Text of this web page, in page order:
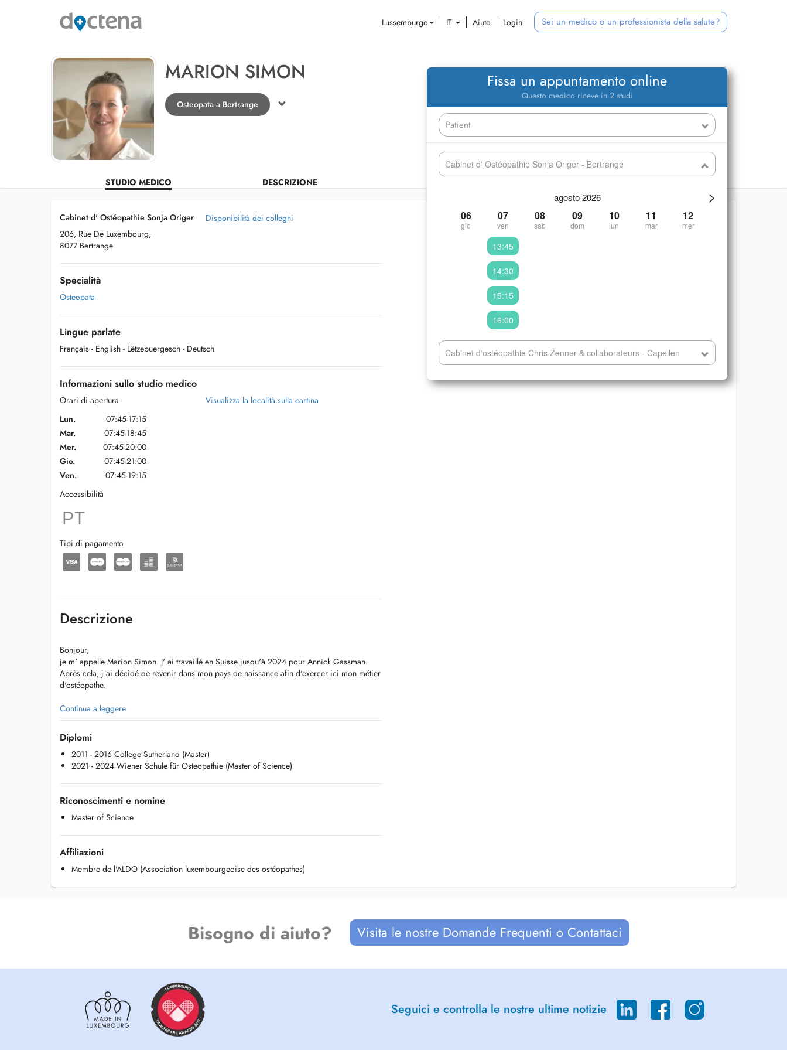
Lussemburgo IT Aiuto Login Sei un medico o un professionista della salute?
MARION SIMON
Osteopata a Bertrange
STUDIO MEDICO DESCRIZIONE
Fissa un appuntamento online
Questo medico riceve in 2 studi
Cabinet d' Ostéopathie Sonja Origer - Bertrange
>
agosto 2026
06
gio
07
ven
08
sab
09
dom
10
lun
11
mar
12
mer
13:45
14:30
15:15
16:00
Cabinet d‘ostéopathie Chris Zenner & collaborateurs - Capellen
Cabinet d' Ostéopathie Sonja Origer
206, Rue De Luxembourg,
8077 Bertrange
Disponibilità dei colleghi
Specialità
Osteopata
Lingue parlate
Français - English - Lëtzebuergesch - Deutsch
Informazioni sullo studio medico
Orari di apertura
Lun.
07:45-17:15
Mar.
07:45-18:45
Mer.
07:45-20:00
Gio.
07:45-21:00
Ven.
07:45-19:15
Accessibilità
Tipi di pagamento
Visualizza la località sulla cartina
Descrizione
Bonjour,
je m' appelle Marion Simon. J' ai travaillé en Suisse jusqu'à 2024 pour Annick Gassman.
Après cela, j ai décidé de revenir dans mon pays de naissance afin d'exercer ici mon métier
d'ostéopathe.
Le cabinet se trouve dans une cité calme avec des parkings gratuits devant la porte.
Plus d'informations sur notre site internet www.osteozenner.lu.
Pour toute urgence, appelez au 621 38 49 14
Continua a leggere
Diplomi
2011 - 2016 College Sutherland (Master)
2021 - 2024 Wiener Schule für Osteopathie (Master of Science)
Riconoscimenti e nomine
Master of Science
Affiliazioni
Membre de l'ALDO (Association luxembourgeoise des ostéopathes)
Bisogno di aiuto? Visita le nostre Domande Frequenti o Contattaci
Seguici e controlla le nostre ultime notizie